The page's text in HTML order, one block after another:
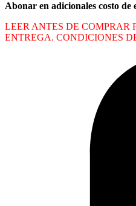
Abonar en adicionales costo
LEER ANTES DE COMPRAR
ENTREGA. CONDICIONES